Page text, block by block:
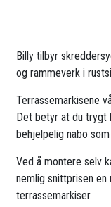
Billy tilbyr
og rammeverk i
Terrassemarkisene
Det betyr at du trygt
behjelpelig nabo
Ved å montere selv
nemlig snittprisen
terrassemarkiser.